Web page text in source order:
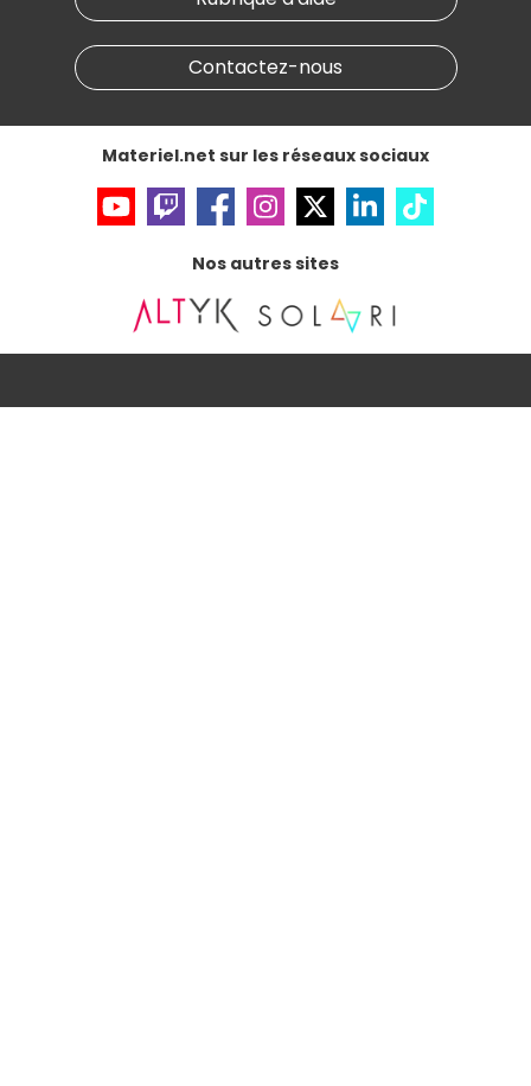
Notre programme d'affiliation
Partenariat & Sponsoring
Conditions générales de vente
Informations légales
Données personnellesetcookies
Accessibilité : non conforme
Contactez-nous
Materiel.net sur les réseaux sociaux
Nos autres sites